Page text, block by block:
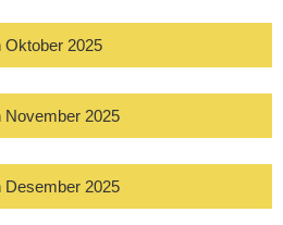
Oktober 2025
November 2025
Desember 2025